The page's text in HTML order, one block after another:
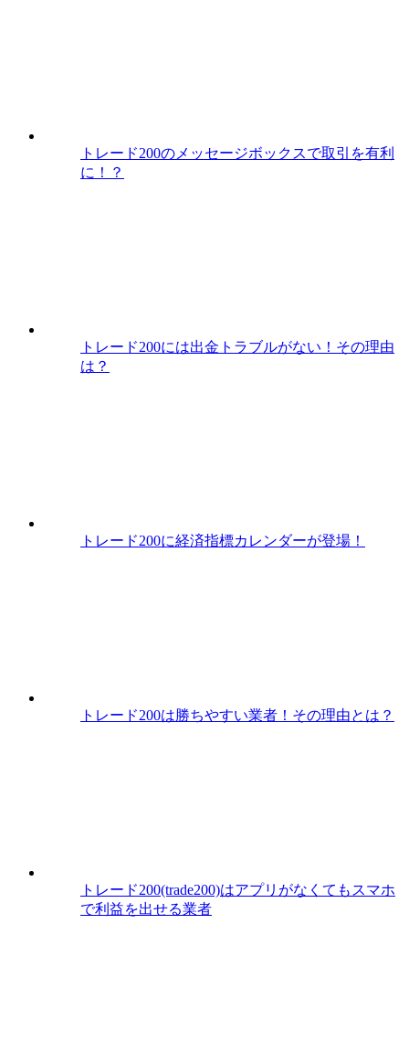
トレード200のメッセージボックスで取引を有利
に！？
トレード200には出金トラブルがない！その理由
は？
トレード200に経済指標カレンダーが登場！
トレード200は勝ちやすい業者！その理由とは？
トレード200(trade200)はアプリがなくてもスマホ
で利益を出せる業者